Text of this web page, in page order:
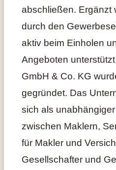
abschließen. Ergänzt
durch den
aktiv beim Einholen
Angeboten
GmbH & Co. KG
gegründet. Das
sich als
zwischen Maklern,
für Makler und
Gesellschafter und